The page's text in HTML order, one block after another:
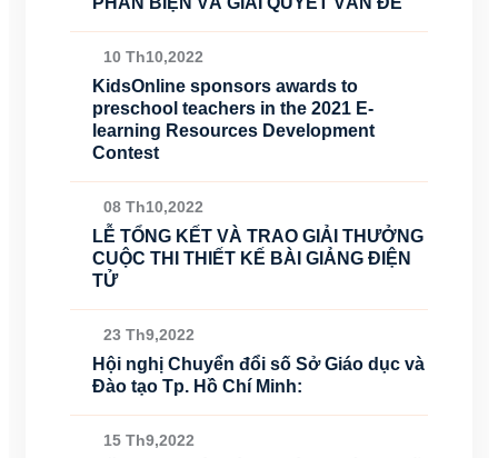
10 Th10,2022
KidsOnline sponsors awards to
preschool teachers in the 2021 E-
learning Resources Development
Contest
08 Th10,2022
LỄ TỔNG KẾT VÀ TRAO GIẢI THƯỞNG
CUỘC THI THIẾT KẾ BÀI GIẢNG ĐIỆN
TỬ
23 Th9,2022
Hội nghị Chuyển đổi số Sở Giáo dục và
Đào tạo Tp. Hồ Chí Minh:
15 Th9,2022